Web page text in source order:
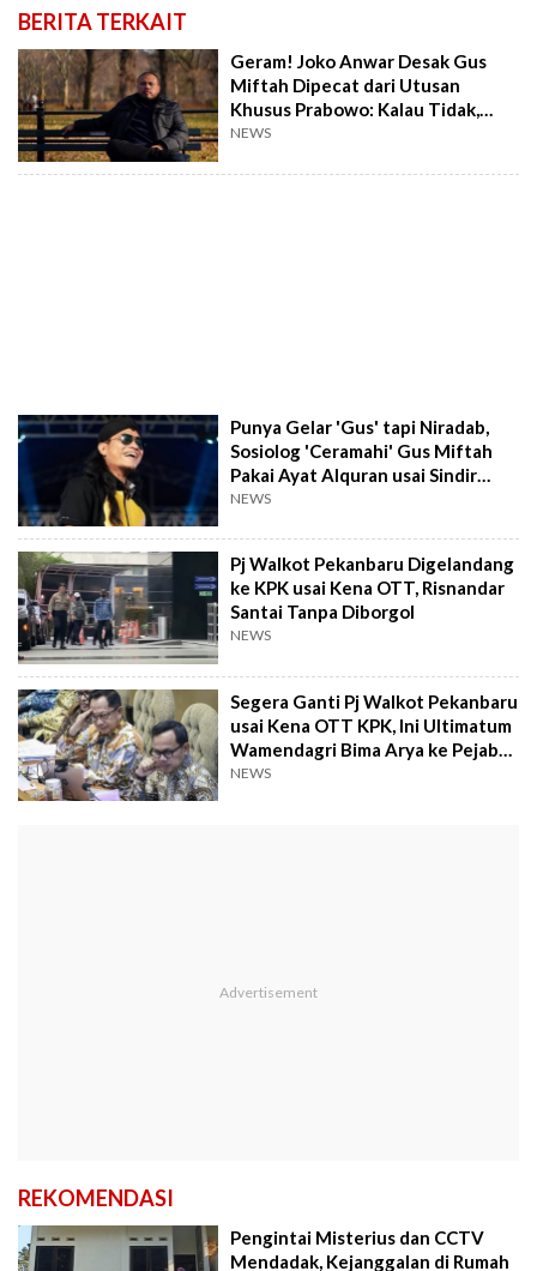
BERITA TERKAIT
Geram! Joko Anwar Desak Gus
Miftah Dipecat dari Utusan
Khusus Prabowo: Kalau Tidak,
Nilai Kemanusiaan Makin
NEWS
Punya Gelar 'Gus' tapi Niradab,
Sosiolog 'Ceramahi' Gus Miftah
Pakai Ayat Alquran usai Sindir
Nasib Penjual Es Teh
NEWS
Pj Walkot Pekanbaru Digelandang
ke KPK usai Kena OTT, Risnandar
Santai Tanpa Diborgol
NEWS
Segera Ganti Pj Walkot Pekanbaru
usai Kena OTT KPK, Ini Ultimatum
Wamendagri Bima Arya ke Pejabat
Daerah
NEWS
REKOMENDASI
Pengintai Misterius dan CCTV
Mendadak, Kejanggalan di Rumah